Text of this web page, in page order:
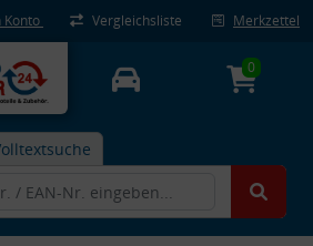
Konto Vergleichsliste Merkzettel
0